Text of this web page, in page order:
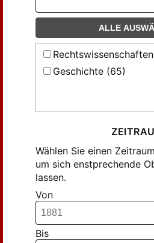
ALLE
Geschichte (65)
Wählen Sie einen
um sich enstprechende
lassen.
Von
Bis